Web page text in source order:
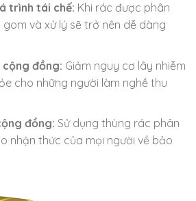
trình tái chế: Khi rác được phân
gom và xử lý sẽ trở nên dễ dàng
cộng đồng: Giảm nguy cơ lây nhiễm
cho những người làm nghề thu
đồng: Sử dụng thùng rác phân
nhận thức của mọi người về bảo